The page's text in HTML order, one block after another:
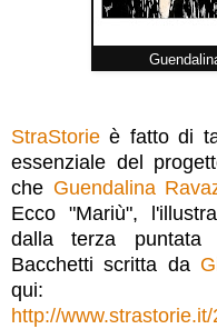
StraStorie è fatto di
essenziale del
che Guendalina
Ecco "Mariù",
dalla terza puntata
Bacchetti scritta da
qui:
http://